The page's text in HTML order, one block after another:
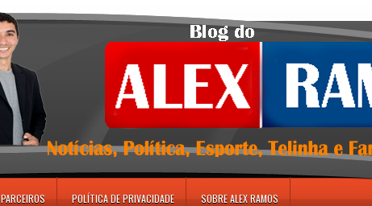
PARCEIROS POLÍTICA DE PRIVACIDADE SOBRE ALEX RAMOS